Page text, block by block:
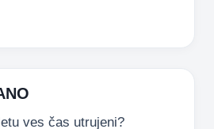
ves čas utrujeni?